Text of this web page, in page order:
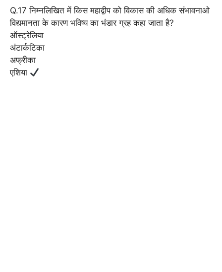
Q.17 निम्नलिखित में किस महाद्वीप को विकास की अधिक संभावनाओ
विद्यमानता के कारण भविष्य का भंडार ग्रह कहा जाता है?
ऑस्ट्रेलिया
अंटार्कटिका
अफ्रीका
एशिया